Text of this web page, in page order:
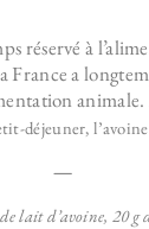
réservé à
a
animale.
déjeuner,
—
lait d’avoine, 20 g